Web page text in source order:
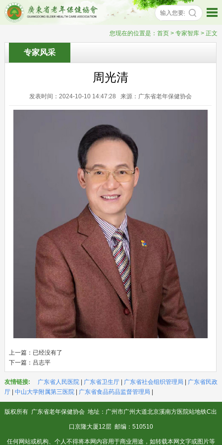
您现在的位置是：首页 > 专家智库 > 正文
专家风采
周光清
发表时间：2024-10-10 14:47:28 来源：广东省老年保健协会
上一篇：已经没有了
下一篇： 吕志平
友情链接: 广东省人民医院| 广东省卫生厅| 广东省社会组织管理局
广东省民政
厅| 中山大学附属第三医院| 广东省食品药品监督管理局
版权所有 广东省老年保健协会 地址：广州市广州大道北京溪南方医院站地铁C出
口京隆大厦12层 邮编：510510
任何网站或机构、个人不得将本网内容用于商业用途，如转载本网文字或图片等